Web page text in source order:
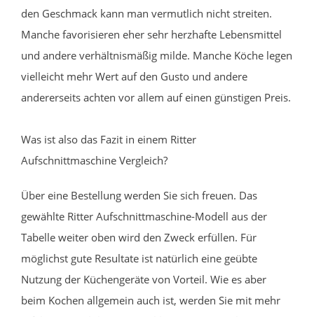
den Geschmack kann man vermutlich nicht streiten.
Manche favorisieren eher sehr herzhafte Lebensmittel
und andere verhältnismäßig milde. Manche Köche legen
vielleicht mehr Wert auf den Gusto und andere
andererseits achten vor allem auf einen günstigen Preis.
Was ist also das Fazit in einem Ritter
Aufschnittmaschine Vergleich?
Über eine Bestellung werden Sie sich freuen. Das
gewählte Ritter Aufschnittmaschine-Modell aus der
Tabelle weiter oben wird den Zweck erfüllen. Für
möglichst gute Resultate ist natürlich eine geübte
Nutzung der Küchengeräte von Vorteil. Wie es aber
beim Kochen allgemein auch ist, werden Sie mit mehr